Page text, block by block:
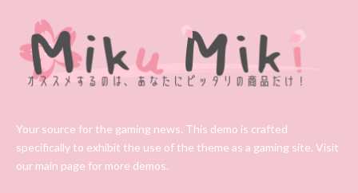
Your source for the gaming news. This demo is crafted
specifically to exhibit the use of the theme as a gaming site. Visit
our main page for more demos.